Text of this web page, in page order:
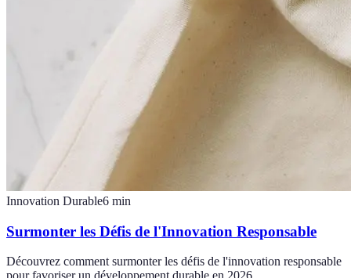
Innovation Durable6 min
Surmonter les Défis de l'Innovation Responsable
Découvrez comment surmonter les défis de l'innovation responsable